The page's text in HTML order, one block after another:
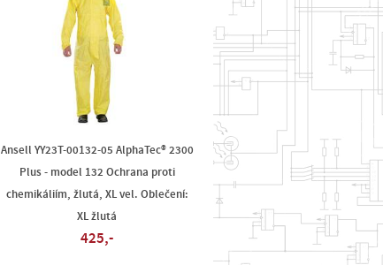
Ansell YY23T-00132-05 AlphaTec® 2300
Plus - model 132 Ochrana proti
chemikáliím, žlutá, XL vel. Oblečení:
XL žlutá
425,-